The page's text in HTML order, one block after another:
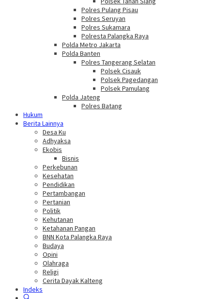
Polres Pulang Pisau
Polres Seruyan
Polres Sukamara
Polresta Palangka Raya
Polda Metro Jakarta
Polda Banten
Polres Tangerang Selatan
Polsek Cisauk
Polsek Pagedangan
Polsek Pamulang
Polda Jateng
Polres Batang
Hukum
Berita Lainnya
Desa Ku
Adhyaksa
Ekobis
Bisnis
Perkebunan
Kesehatan
Pendidikan
Pertambangan
Pertanian
Politik
Kehutanan
Ketahanan Pangan
BNN Kota Palangka Raya
Budaya
Opini
Olahraga
Religi
Cerita Dayak Kalteng
Indeks